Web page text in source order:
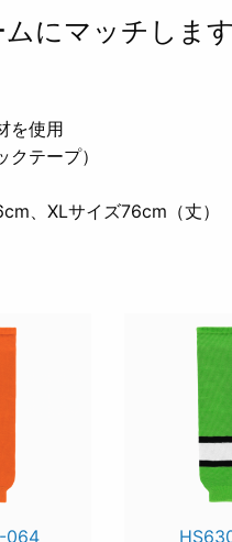
にマッチします
を使用
テープ）
、XLサイズ76cm（丈）
064